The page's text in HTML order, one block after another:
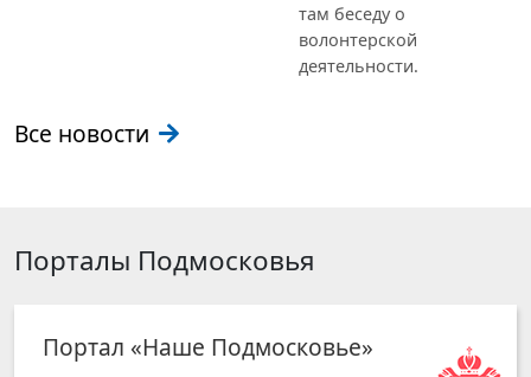
там беседу о
волонтерской
деятельности.
Все новости
Порталы Подмосковья
Портал «Наше Подмосковье»